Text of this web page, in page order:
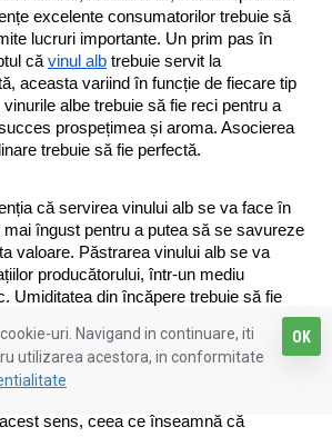
excelente consumatorilor trebuie să
lucruri importante. Un prim pas în
că vinul alb trebuie servit la
aceasta variind în funcție de fiecare tip
albe trebuie să fie reci pentru a
prospețimea și aroma. Asocierea
trebuie să fie perfectă.
că servirea vinului alb se va face în
mai îngust pentru a putea să se savureze
valoare. Păstrarea vinului alb se va
producătorului, într-un mediu
Umiditatea din încăpere trebuie să fie
ce trebuie instruit
sens, ceea ce înseamnă că
OK
uri. Navigand in continuare, iti
utilizarea acestora, in conformitate